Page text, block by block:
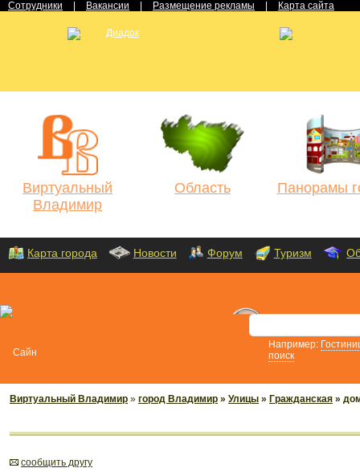
Сотрудники Вакансии Размещение рекламы Карта сайта
Виртуальный
Владимир
Область Панорамы
Карта города Новости Форум Туризм
Например:
поиск
Виртуальный Владимир » город Владимир » Улицы » Гражданская »
cообщить другу